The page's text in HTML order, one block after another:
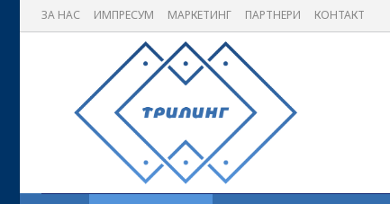
ЗА НАС ИМПРЕСУМ МАРКЕТИНГ ПАРТНЕРИ КОНТАКТ